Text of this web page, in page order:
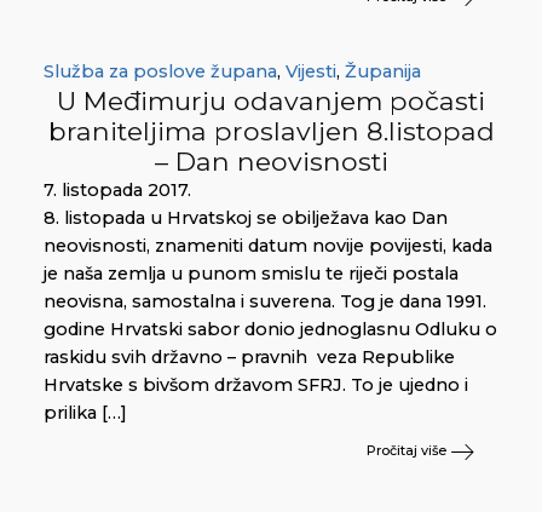
Služba za poslove župana, Vijesti, Županija
U Međimurju odavanjem počasti
braniteljima proslavljen 8.listopad
– Dan neovisnosti
7. listopada 2017.
8. listopada u Hrvatskoj se obilježava kao Dan
neovisnosti, znameniti datum novije povijesti, kada
je naša zemlja u punom smislu te riječi postala
neovisna, samostalna i suverena. Tog je dana 1991.
godine Hrvatski sabor donio jednoglasnu Odluku o
raskidu svih državno – pravnih veza Republike
Hrvatske s bivšom državom SFRJ. To je ujedno i
prilika […]
Pročitaj više